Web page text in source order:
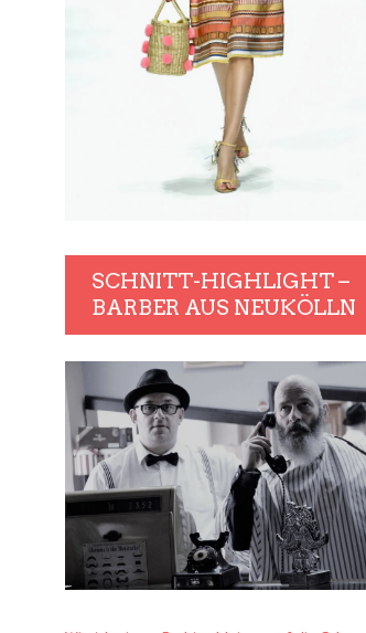
SCHNITT-HIGHLIGHT –
BARBER AUS NEUKÖLLN